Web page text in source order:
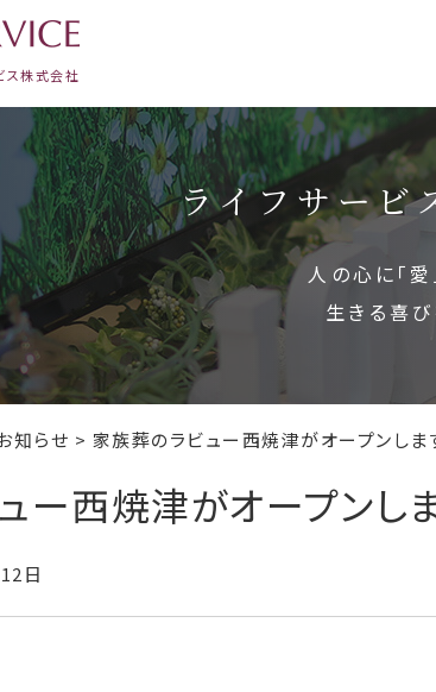
ス株式会社
ライフサービ
人の心に「愛
生きる喜
知らせ > 家族葬のラビュー西焼津がオープンしま
ュー西焼津がオープンし
日